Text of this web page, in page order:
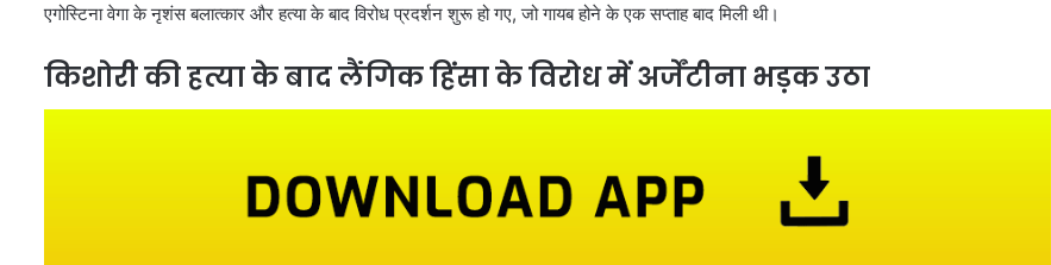
एगोस्टिना वेगा के नृशंस बलात्कार और हत्या के बाद विरोध प्रदर्शन शुरू हो गए, जो गायब होने के एक सप्ताह बाद मिली थी।
किशोरी की हत्या के बाद लैंगिक हिंसा के विरोध में अर्जेंटीना भड़क उठा